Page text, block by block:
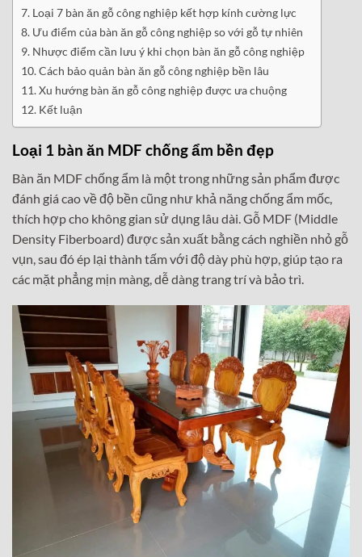
Loại 7 bàn ăn gỗ công nghiệp kết hợp kính cường lực
Ưu điểm của bàn ăn gỗ công nghiệp so với gỗ tự nhiên
Nhược điểm cần lưu ý khi chọn bàn ăn gỗ công nghiệp
Cách bảo quản bàn ăn gỗ công nghiệp bền lâu
Xu hướng bàn ăn gỗ công nghiệp được ưa chuộng
Kết luận
Loại 1 bàn ăn MDF chống ẩm bền đẹp
Bàn ăn MDF chống ẩm là một trong những sản phẩm được
đánh giá cao về độ bền cũng như khả năng chống ẩm mốc,
thích hợp cho không gian sử dụng lâu dài. Gỗ MDF (Middle
Density Fiberboard) được sản xuất bằng cách nghiền nhỏ gỗ
vụn, sau đó ép lại thành tấm với độ dày phù hợp, giúp tạo ra
các mặt phẳng mịn màng, dễ dàng trang trí và bảo trì.